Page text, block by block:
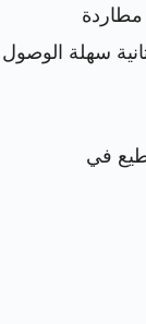
مطاردة
سهلة الوصول
في